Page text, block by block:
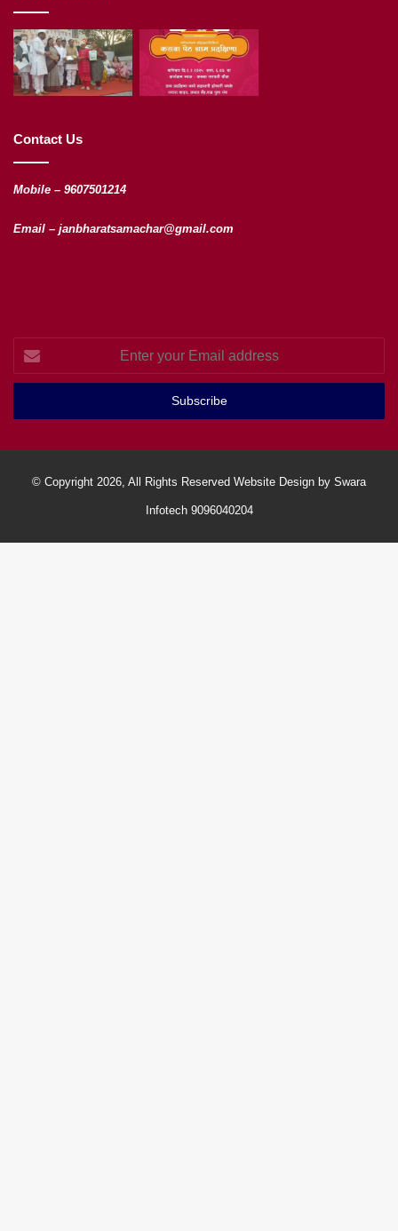
Contact Us
Mobile – 9607501214
Email – janbharatsamachar@gmail.com
Enter
your
Email
© Copyright 2026, All Rights Reserved Website Design by Swara
Infotech 9096040204